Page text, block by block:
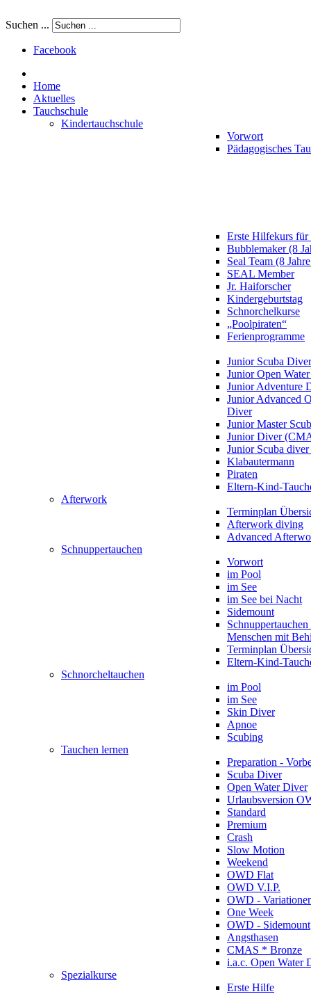
Suchen ...
Facebook
Home
Aktuelles
Tauchschule
Kindertauchschule
Vorwort
Pädagogisches
Erste Hilfekurs
Bubblemaker (8
Seal Team (8
SEAL Member
Jr. Haiforscher
Kindergeburtstag
Schnorchelkurse
„Poolpiraten“
Ferienprogramme
Junior Scuba Diver
Junior Open
Junior Adventure
Junior Advanced
Diver
Junior Master
Junior Diver
Junior Scuba
Klabautermann
Piraten
Eltern-Kind-
Afterwork
Terminplan
Afterwork diving
Advanced
Schnuppertauchen
Vorwort
im Pool
im See
im See bei Nacht
Sidemount
Menschen mit
Terminplan
Eltern-Kind-
Schnorcheltauchen
im Pool
im See
Skin Diver
Apnoe
Scubing
Tauchen lernen
Preparation -
Scuba Diver
Open Water Diver
Urlaubsversion
Standard
Premium
Crash
Slow Motion
Weekend
OWD Flat
OWD V.I.P.
OWD -
One Week
OWD - Sidemount
Angsthasen
CMAS * Bronze
i.a.c. Open Water
Spezialkurse
Erste Hilfe